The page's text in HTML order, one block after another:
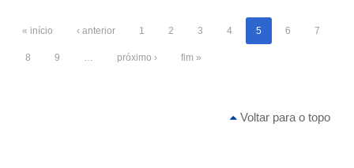
« início ‹ anterior 1 2 3 4 5 6 7
8 9 próximo › fim »
Voltar para o topo